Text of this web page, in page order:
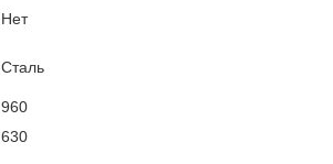
Нет
Сталь
960
630